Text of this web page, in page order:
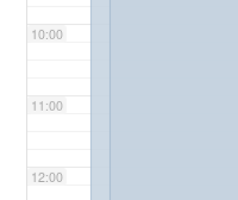
10:00
11:00
12:00